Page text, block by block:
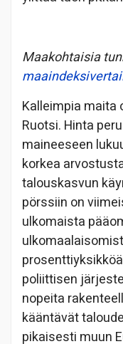
Maakohtaisia
Kalleimpia maita
Ruotsi. Hinta
maineeseen
korkea
talouskasvun
pörssiin on
ulkomaista
poliittisen
nopeita
kääntävät
pikaisesti muun